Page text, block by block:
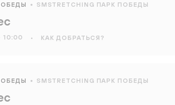
SMSTRETCHING ПАРК ПОБЕДЫ
10:00 • КАК ДОБРАТЬСЯ?
SMSTRETCHING ПАРК ПОБЕДЫ